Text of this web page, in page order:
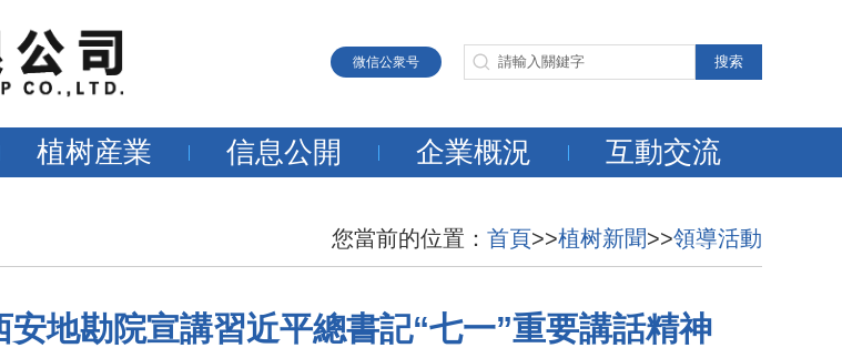
微信公衆号
植树産業 信息公開 企業概況 互動交流
您當前的位置： 首頁>>植树新聞>>領導活動
安地勘院宣講習近平總書記“七一”重要講話精神